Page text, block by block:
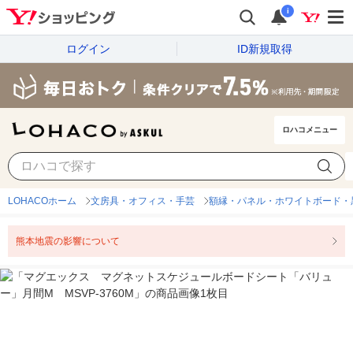
i
ログイン ID新規取得
ロハコメニュー
LOHACOホーム 文房具・オフィス・手芸 額縁・パネル・ホワイトボード・
熊本地震の影響について